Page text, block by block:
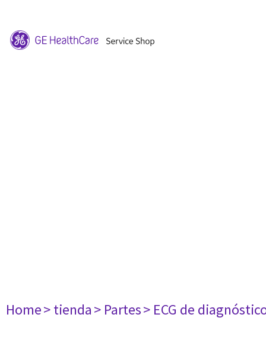
Home> tienda> Partes> ECG de